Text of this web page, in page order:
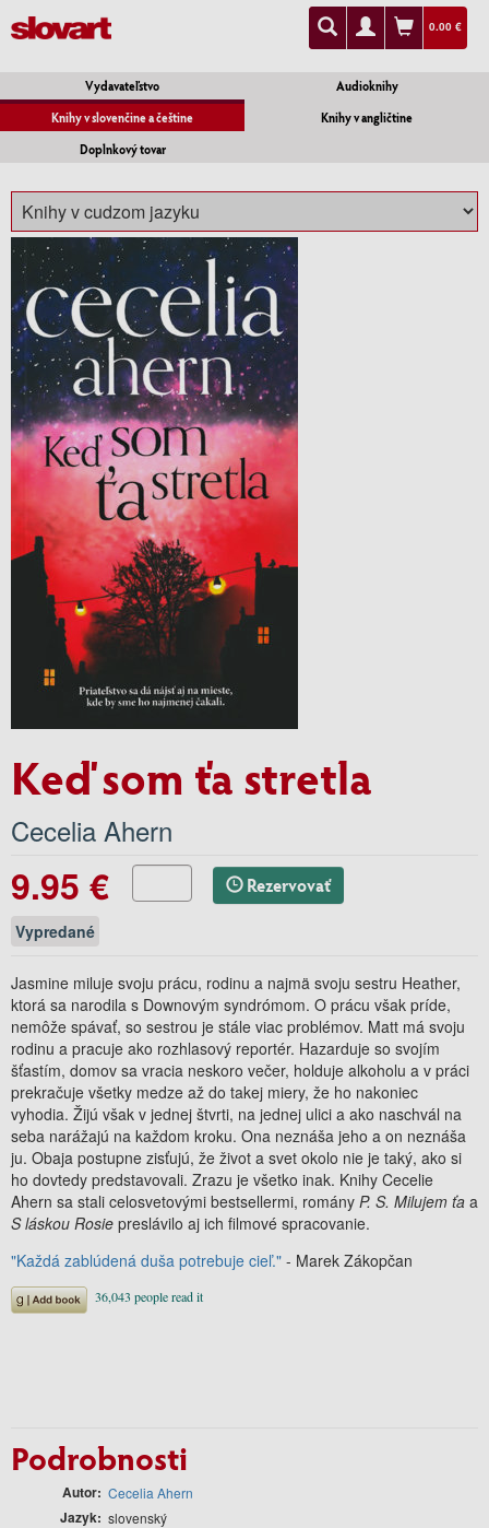
0.00 €
Vydavateľstvo
Audioknihy
Knihy v slovenčine a češtine
Knihy v angličtine
Doplnkový tovar
Keď som ťa stretla
Cecelia Ahern
9.95 € Rezervovať
Vypredané
Jasmine miluje svoju prácu, rodinu a najmä svoju sestru Heather,
ktorá sa narodila s Downovým syndrómom. O prácu však príde,
nemôže spávať, so sestrou je stále viac problémov. Matt má svoju
rodinu a pracuje ako rozhlasový reportér. Hazarduje so svojím
šťastím, domov sa vracia neskoro večer, holduje alkoholu a v práci
prekračuje všetky medze až do takej miery, že ho nakoniec
vyhodia. Žijú však v jednej štvrti, na jednej ulici a ako naschvál na
seba narážajú na každom kroku. Ona neznáša jeho a on neznáša
ju. Obaja postupne zisťujú, že život a svet okolo nie je taký, ako si
ho dovtedy predstavovali. Zrazu je všetko inak. Knihy Cecelie
Ahern sa stali celosvetovými bestsellermi, romány P. S. Milujem ťa a
S láskou Rosie preslávilo aj ich filmové spracovanie.
"Každá zablúdená duša potrebuje cieľ." - Marek Zákopčan
Podrobnosti
Autor Cecelia Ahern
Jazyk slovenský